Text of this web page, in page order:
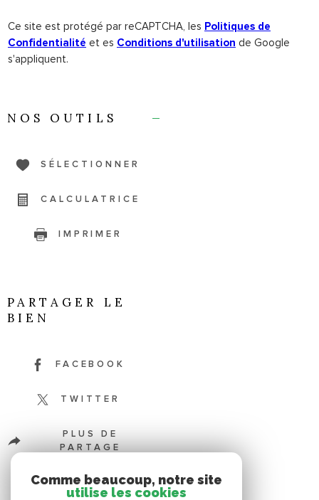
Ce site est protégé par reCAPTCHA, les Politiques de
Confidentialité et es Conditions d'utilisation de Google
s'appliquent.
NOS OUTILS
SÉLECTIONNER
CALCULATRICE
IMPRIMER
PARTAGER LE
BIEN
FACEBOOK
TWITTER
PLUS DE
PARTAGE
Comme beaucoup, notre site
utilise les cookies